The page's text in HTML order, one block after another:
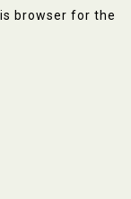
browser for the